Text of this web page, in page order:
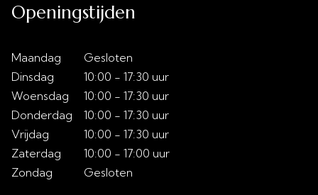
Openingstijden
Maandag
Dinsdag
Woensdag
Donderdag
Vrijdag
Zaterdag
Zondag
Gesloten
10:00 - 17:30 uur
10:00 - 17:30 uur
10:00 - 17:30 uur
10:00 - 17:30 uur
10:00 - 17:00 uur
Gesloten